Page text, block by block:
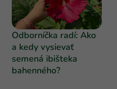
Odborníčka radí: Ako
a kedy vysievať
semená ibišteka
bahenného?